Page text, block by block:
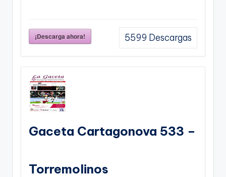
¡Descarga ahora! 5599 Descargas
Gaceta Cartagonova 533 –
Torremolinos